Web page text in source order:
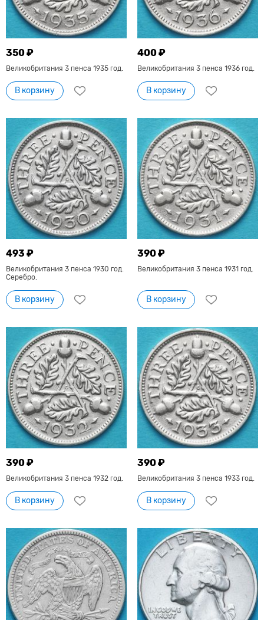
350 ₽
Великобритания 3 пенса 1935 год.
В корзину
400 ₽
Великобритания 3 пенса 1936 год.
В корзину
493 ₽
Великобритания 3 пенса 1930 год.
Серебро.
В корзину
390 ₽
Великобритания 3 пенса 1931 год.
В корзину
390 ₽
Великобритания 3 пенса 1932 год.
В корзину
390 ₽
Великобритания 3 пенса 1933 год.
В корзину